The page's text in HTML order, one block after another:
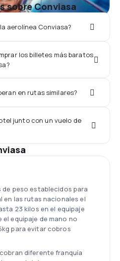
sobre Conviasa
aerolínea Conviasa?
los billetes más baratos
en rutas similares?
junto con un vuelo de
peso establecidos para
en las rutas nacionales el
23 kilos en el equipaje
equipaje de mano no
para evitar cobros
diferente franquía